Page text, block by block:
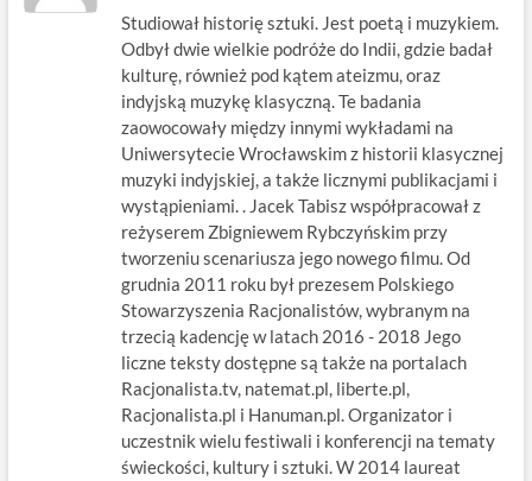
Studiował historię sztuki. Jest poetą i muzykiem.
Odbył dwie wielkie podróże do Indii, gdzie badał
kulturę, również pod kątem ateizmu, oraz
indyjską muzykę klasyczną. Te badania
zaowocowały między innymi wykładami na
Uniwersytecie Wrocławskim z historii klasycznej
muzyki indyjskiej, a także licznymi publikacjami i
wystąpieniami. . Jacek Tabisz współpracował z
reżyserem Zbigniewem Rybczyńskim przy
tworzeniu scenariusza jego nowego filmu. Od
grudnia 2011 roku był prezesem Polskiego
Stowarzyszenia Racjonalistów, wybranym na
trzecią kadencję w latach 2016 - 2018 Jego
liczne teksty dostępne są także na portalach
Racjonalista.tv, natemat.pl, liberte.pl,
Racjonalista.pl i Hanuman.pl. Organizator i
uczestnik wielu festiwali i konferencji na tematy
świeckości, kultury i sztuki. W 2014 laureat